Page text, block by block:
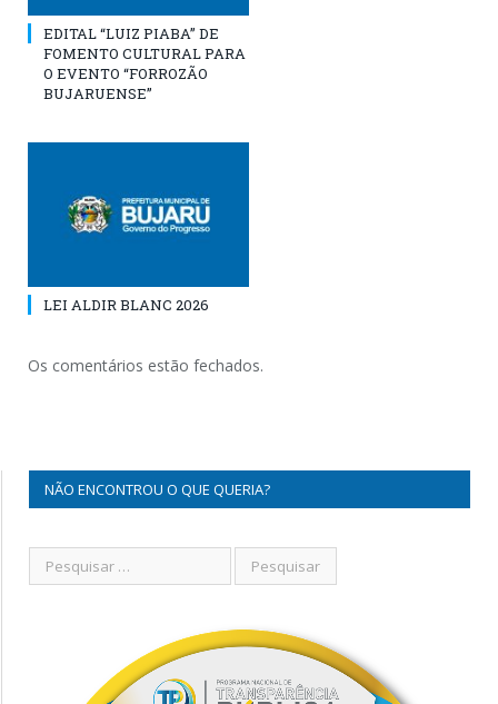
EDITAL “LUIZ PIABA” DE
FOMENTO CULTURAL PARA
O EVENTO “FORROZÃO
BUJARUENSE”
LEI ALDIR BLANC 2026
Os comentários estão fechados.
NÃO ENCONTROU O QUE QUERIA?